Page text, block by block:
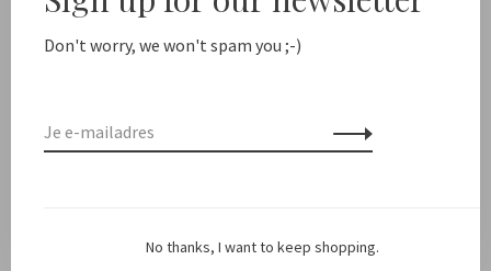
combinaties.
Don't worry, we won't spam you ;-)
No thanks, I want to keep shopping.